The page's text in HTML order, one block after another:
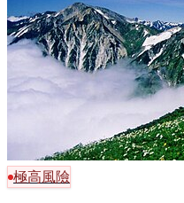
極高風險